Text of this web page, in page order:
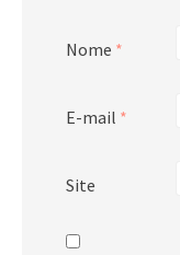
Nome *
E-mail *
Site